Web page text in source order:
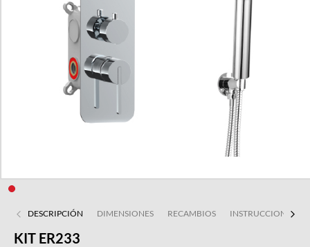
DESCRIPCIÓN DIMENSIONES RECAMBIOS INSTRUCCIONES
KIT ER233